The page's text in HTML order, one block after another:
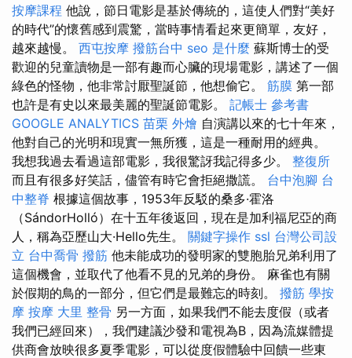
按摩課程 他說，節日電影是基於傳統的，這使人們對“美好
的時代”的懷舊感到震驚，當時事情看起來更簡單，友好，
越來越慢。 西屯按摩 撥筋台中 seo 是什麼 蘇斯博士的受
歡迎的兒童讀物是一部有趣而心臟的現場電影，講述了一個
綠色的怪物，他非常討厭聖誕節，他想偷它。 筋膜 第一部
也許是有史以來最美麗的聖誕節電影。 記帳士 參考書
GOOGLE ANALYTICS 苗栗 外燴 自演講以來的七十年來，
他對自己的光明和現實一無所獲，這是一種耐用的經典。
我想我過去看過這部電影，我很驚訝我記得多少。 整復所
而且有很多好笑話，儘管有時它會拒絕撒謊。 台中泡腳 台
中整脊 根據這個故事，1953年反駁的桑多·霍洛
（SándorHolló）在十五年後返回，現在是加利福尼亞的商
人，稱為亞歷山大·Hello先生。 關鍵字操作 ssl 台灣公司設
立 台中喬骨 撥筋 他未能成功的發明家的雙胞胎兄弟利用了
這個機會，並取代了他看不見的兄弟的身份。 麻雀也有關
於假期的鳥的一部分，但它們是最難忘的時刻。 撥筋 學按
摩 按摩 大里 整骨 另一方面，如果我們不能去度假（或者
我們已經回來），我們建議沙發和電視為B，因為流媒體提
供商會放映很多夏季電影，可以從度假體驗中回饋一些東